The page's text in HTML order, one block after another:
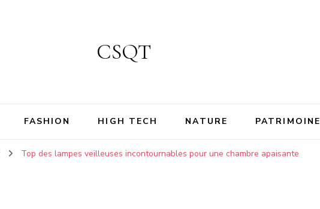
CSQT
FASHION HIGH TECH NATURE PATRIMOINE
Top des lampes veilleuses incontournables pour une chambre apaisante